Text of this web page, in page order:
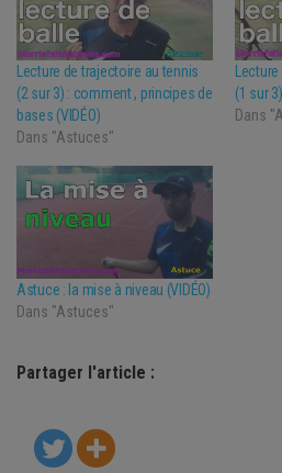
Lecture de trajectoire au tennis
(2 sur 3) : comment , principes de
bases (VIDÉO)
Dans "Astuces"
(1 sur
Dans
Astuce : la mise à niveau (VIDÉO)
Dans "Astuces"
Partager l'article :